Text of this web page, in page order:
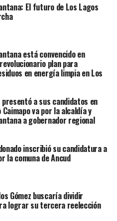
El futuro de Los Lagos
está convencido en
plan para
en energía limpia en Los
presentó a sus candidatos en
va por la alcaldía y
a gobernador regional
inscribió su candidatura a
la comuna de Ancud
Gómez buscaría dividir
lograr su tercera reelección